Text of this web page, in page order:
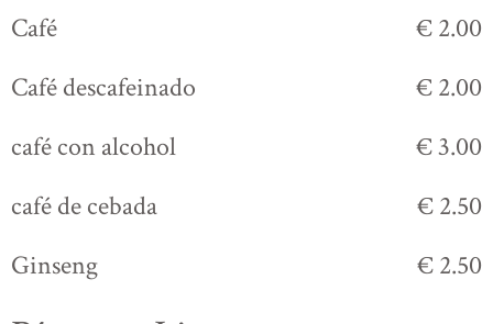
Café
€ 2.00
Café descafeinado
€ 2.00
café con alcohol
€ 3.00
café de cebada
€ 2.50
Ginseng
€ 2.50